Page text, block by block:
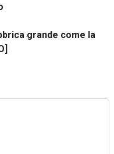
grande come la